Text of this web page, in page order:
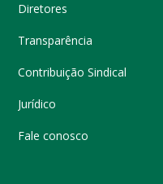
Diretores
Transparência
Contribuição Sindical
Jurídico
Fale conosco